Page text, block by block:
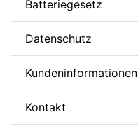
Batteriegesetz
Datenschutz
Kundeninformationen
Kontakt